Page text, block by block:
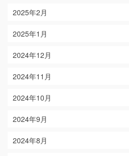
2025年2月
2025年1月
2024年12月
2024年11月
2024年10月
2024年9月
2024年8月